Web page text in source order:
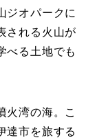
ジオパークに
される火山が
べる土地でも
火湾の海。こ
達市を旅する